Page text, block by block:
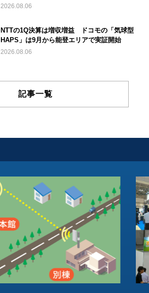
2026.08.06
NTTの1Q決算は増収増益 ドコモの「気球型
HAPS」は9月から能登エリアで実証開始
2026.08.06
記事一覧